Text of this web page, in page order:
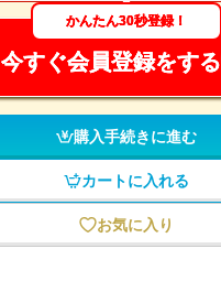
かんたん30秒登録！
今すぐ会員登録をする
購入手続きに進む
カートに入れる
お気に入り